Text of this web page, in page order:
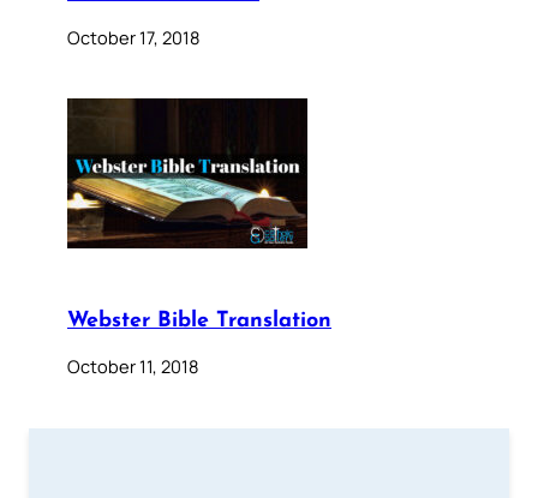
October 17, 2018
Webster Bible Translation
October 11, 2018